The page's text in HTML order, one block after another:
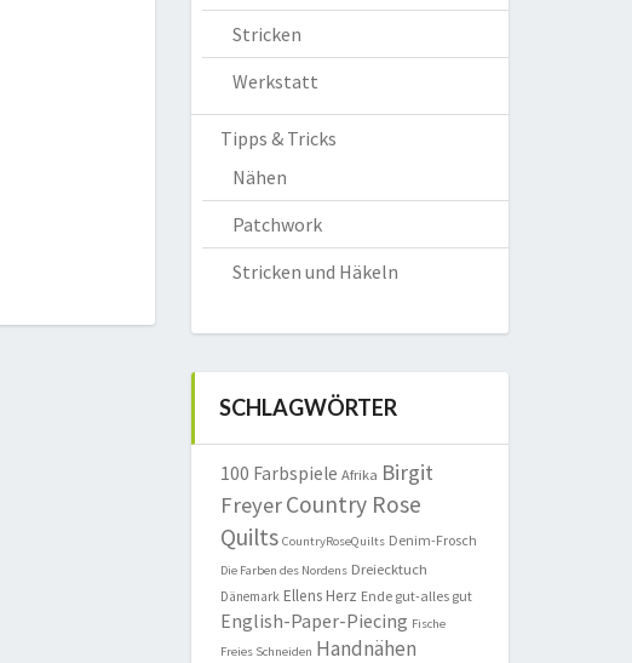
Stricken
Werkstatt
Tipps & Tricks
Nähen
Patchwork
Stricken und Häkeln
SCHLAGWÖRTER
100 Farbspiele Afrika Birgit
FreyerCountry Rose
Quilts CountryRoseQuilts Denim-Frosch
Die Farben des Nordens Dreiecktuch
Dänemark Ellens Herz Ende gut-alles gut
English-Paper-Piecing Fische
Freies Schneiden Handnähen